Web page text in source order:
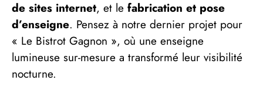
de sites internet, et le fabrication et pose
d’enseigne. Pensez à notre dernier projet pour
« Le Bistrot Gagnon », où une enseigne
lumineuse sur-mesure a transformé leur visibilité
nocturne.